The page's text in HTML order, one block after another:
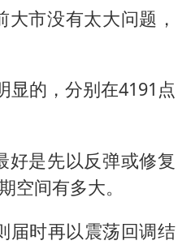
市没有太大问题，
显的，分别在4191点
好是先以反弹或修复
空间有多大。
届时再以震荡回调结